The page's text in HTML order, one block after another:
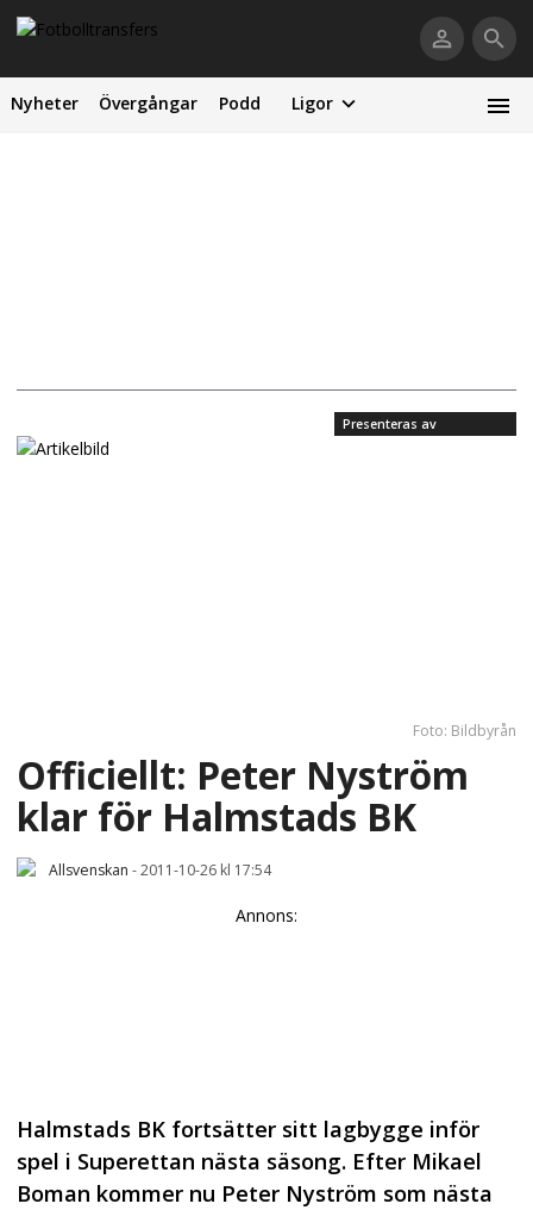
Nyheter Övergångar Podd Ligor
Presenteras av
Foto: Bildbyrån
Officiellt: Peter Nyström
klar för Halmstads BK
Allsvenskan -2011-10-26 kl 17:54
Annons:
Halmstads BK fortsätter sitt lagbygge inför
spel i Superettan nästa säsong. Efter Mikael
Boman kommer nu Peter Nyström som nästa